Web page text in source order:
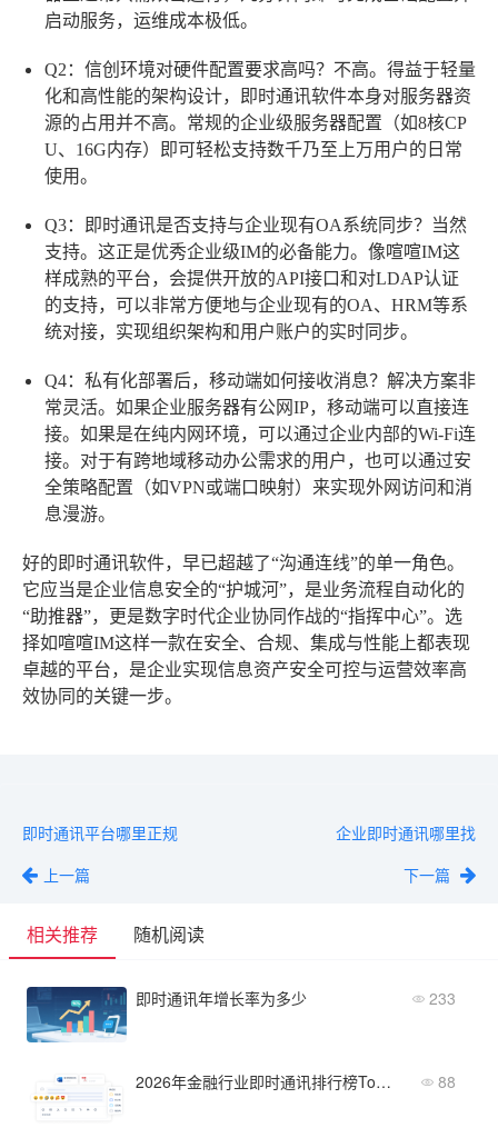
启动服务，运维成本极低。
Q2：信创环境对硬件配置要求高吗？ 不高。得益于轻量
化和高性能的架构设计，即时通讯软件本身对服务器资
源的占用并不高。常规的企业级服务器配置（如8核CP
U、16G内存）即可轻松支持数千乃至上万用户的日常
使用。
Q3：即时通讯是否支持与企业现有OA系统同步？ 当然
支持。这正是优秀企业级IM的必备能力。像喧喧IM这
样成熟的平台，会提供开放的API接口和对LDAP认证
的支持，可以非常方便地与企业现有的OA、HRM等系
统对接，实现组织架构和用户账户的实时同步。
Q4：私有化部署后，移动端如何接收消息？ 解决方案非
常灵活。如果企业服务器有公网IP，移动端可以直接连
接。如果是在纯内网环境，可以通过企业内部的Wi-Fi连
接。对于有跨地域移动办公需求的用户，也可以通过安
全策略配置（如VPN或端口映射）来实现外网访问和消
息漫游。
好的即时通讯软件，早已超越了“沟通连线”的单一角色。
它应当是企业信息安全的“护城河”，是业务流程自动化的
“助推器”，更是数字时代企业协同作战的“指挥中心”。选
择如喧喧IM这样一款在安全、合规、集成与性能上都表现
卓越的平台，是企业实现信息资产安全可控与运营效率高
效协同的关键一步。
即时通讯平台哪里正规
上一篇
企业即时通讯哪里找
下一篇
相关推荐 随机阅读
即时通讯年增长率为多少 233
2026年金融行业即时通讯排行榜Top 10 88